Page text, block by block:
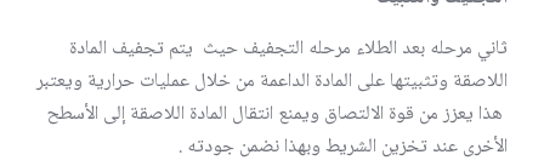
ثاني مرحله بعد الطلاء مرحله التجفيف حيث يتم تجفيف المادة
اللاصقة وتثبيتها على المادة الداعمة من خلال عمليات حرارية ويعتبر
هذا يعزز من قوة الالتصاق ويمنع انتقال المادة اللاصقة إلى الأسطح
الأخرى عند تخزين الشريط وبهذا نضمن جودته .